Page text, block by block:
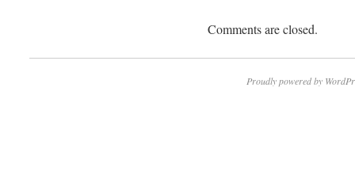
Comments are closed.
Proudly powered by